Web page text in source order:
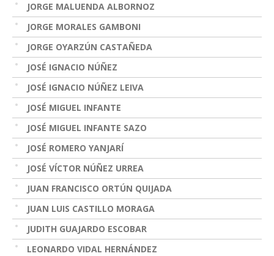
JORGE MALUENDA ALBORNOZ
JORGE MORALES GAMBONI
JORGE OYARZÚN CASTAÑEDA
JOSÉ IGNACIO NÚÑEZ
JOSÉ IGNACIO NÚÑEZ LEIVA
JOSÉ MIGUEL INFANTE
JOSÉ MIGUEL INFANTE SAZO
JOSÉ ROMERO YANJARÍ
JOSÉ VÍCTOR NÚÑEZ URREA
JUAN FRANCISCO ORTÚN QUIJADA
JUAN LUIS CASTILLO MORAGA
JUDITH GUAJARDO ESCOBAR
LEONARDO VIDAL HERNÁNDEZ